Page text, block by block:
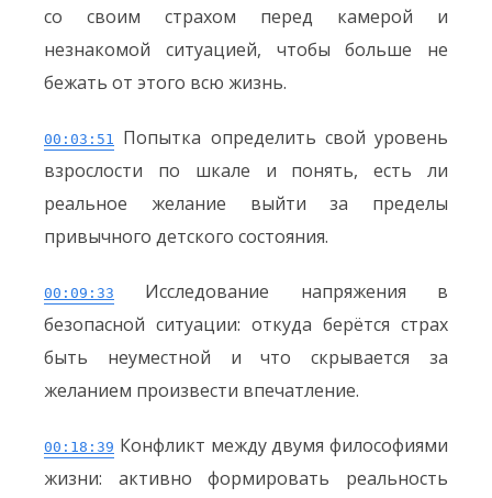
со своим страхом перед камерой и
незнакомой ситуацией, чтобы больше не
бежать от этого всю жизнь.
00:03:51
Попытка определить свой уровень
взрослости по шкале и понять, есть ли
реальное желание выйти за пределы
привычного детского состояния.
00:09:33
Исследование напряжения в
безопасной ситуации: откуда берётся страх
быть неуместной и что скрывается за
желанием произвести впечатление.
00:18:39 Конфликт между двумя философиями
жизни: активно формировать реальность